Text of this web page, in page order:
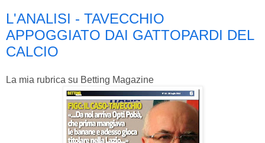
L'ANALISI - TAVECCHIO
APPOGGIATO DAI GATTOPARDI DEL
CALCIO
La mia rubrica su Betting Magazine